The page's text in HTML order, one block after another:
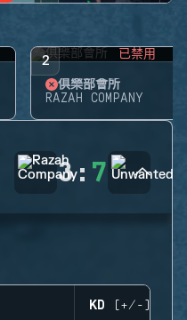
2 已禁用
俱樂部會所
RAZAH COMPANY
3: 7
KD (+/-)